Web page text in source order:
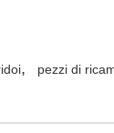
, pezzi di